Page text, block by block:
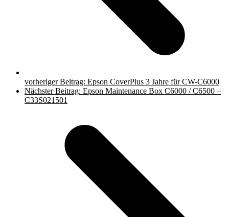
vorheriger Beitrag: Epson CoverPlus 3 Jahre für CW-C6000
Nächster Beitrag: Epson Maintenance Box C6000 / C6500 –
C33S021501